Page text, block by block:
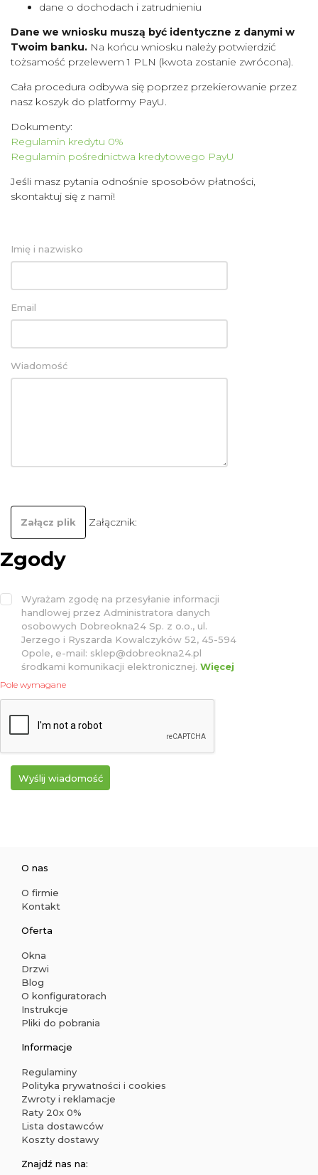
dane o dochodach i zatrudnieniu
Dane we wniosku muszą być identyczne z danymi w
Twoim banku. Na końcu wniosku należy potwierdzić
tożsamość przelewem 1 PLN (kwota zostanie zwrócona).
Cała procedura odbywa się poprzez przekierowanie przez
nasz koszyk do platformy PayU.
Dokumenty:
Regulamin kredytu 0%
Regulamin pośrednictwa kredytowego PayU
Jeśli masz pytania odnośnie sposobów płatności,
skontaktuj się z nami!
Imię i nazwisko
Email
Wiadomość
Załącz plik Załącznik:
Zgody
Wyrażam zgodę na przesyłanie informacji
handlowej przez Administratora danych
osobowych Dobreokna24 Sp. z o.o., ul.
Jerzego i Ryszarda Kowalczyków 52, 45-594
Opole, e-mail: sklep@dobreokna24.pl
środkami komunikacji elektronicznej. Więcej
Pole wymagane
Wyślij wiadomość
O nas
O firmie
Kontakt
Oferta
Okna
Drzwi
Blog
O konfiguratorach
Instrukcje
Pliki do pobrania
Informacje
Regulaminy
Polityka prywatności i cookies
Zwroty i reklamacje
Raty 20x 0%
Lista dostawców
Koszty dostawy
Znajdź nas na: